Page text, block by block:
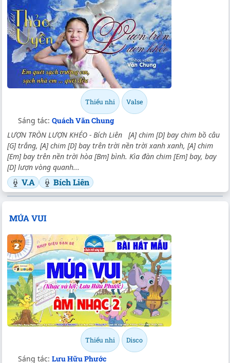
Thiếu nhi Valse
Sáng tác: Quách Văn Chung
LƯỢN TRÒN LƯỢN KHÉO - Bích Liên [A] chim [D] bay chim bồ câu
[G] trắng, [A] chim [D] bay trên trời nền trời xanh xanh, [A] chim
[Em] bay trên nền trời hòa [Bm] bình. Kìa đàn chim [Em] bay, bay
[D] lượn vòng quanh...
V.A Bích Liên
MÚA VUI
Thiếu nhi Disco
Sáng tác: Lưu Hữu Phước